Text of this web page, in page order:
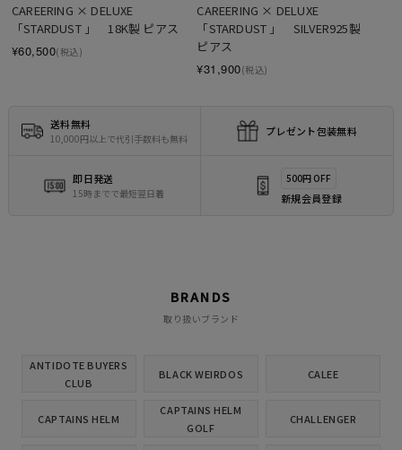
CAREERING × DELUXE
「STARDUST 」　18K製 ピアス
¥60,500(税込)
CAREERING × DELUXE
「STARDUST 」　SILVER925製
ピアス
¥31,900(税込)
送料無料
10,000円以上で代引手数料も無料
プレゼント包装無料
即日発送
15時までで最短翌日着
500円 OFF
新規会員登録
BRANDS
取り扱いブランド
ANTIDOTE BUYERS
CLUB
BLACK WEIRDOS CALEE
CAPTAINS HELM
CAPTAINS HELM
GOLF
CHALLENGER